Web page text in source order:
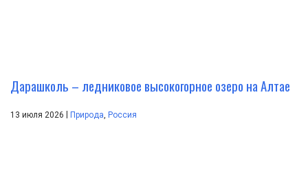
Дарашколь – ледниковое высокогорное озеро на Алтае
13 июля 2026 Природа, Россия